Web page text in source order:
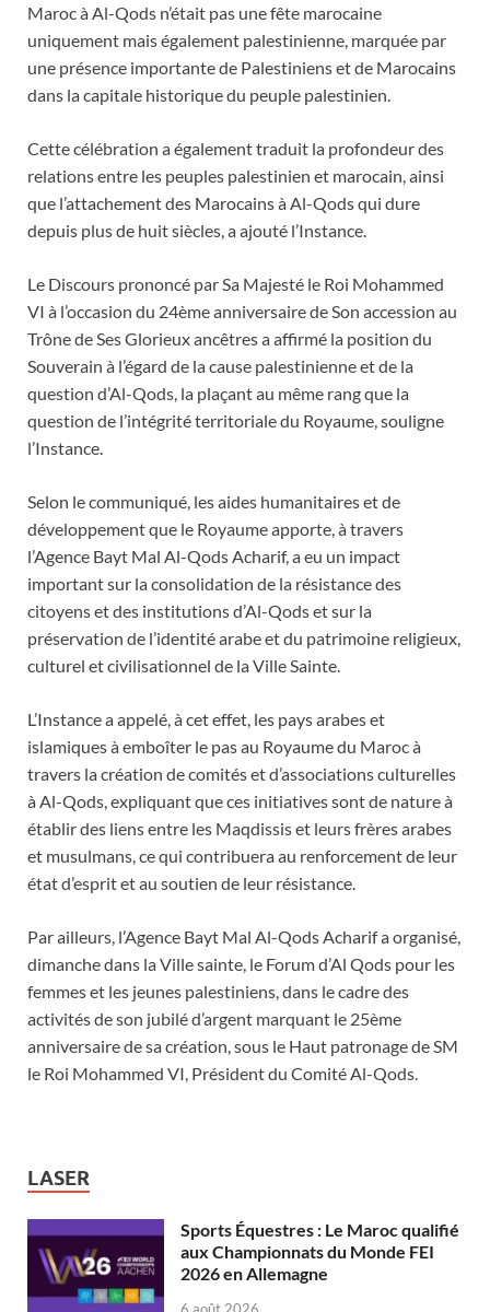
Maroc à Al-Qods n’était pas une fête marocaine
uniquement mais également palestinienne, marquée par
une présence importante de Palestiniens et de Marocains
dans la capitale historique du peuple palestinien.
Cette célébration a également traduit la profondeur des
relations entre les peuples palestinien et marocain, ainsi
que l’attachement des Marocains à Al-Qods qui dure
depuis plus de huit siècles, a ajouté l’Instance.
Le Discours prononcé par Sa Majesté le Roi Mohammed
VI à l’occasion du 24ème anniversaire de Son accession au
Trône de Ses Glorieux ancêtres a affirmé la position du
Souverain à l’égard de la cause palestinienne et de la
question d’Al-Qods, la plaçant au même rang que la
question de l’intégrité territoriale du Royaume, souligne
l’Instance.
Selon le communiqué, les aides humanitaires et de
développement que le Royaume apporte, à travers
l’Agence Bayt Mal Al-Qods Acharif, a eu un impact
important sur la consolidation de la résistance des
citoyens et des institutions d’Al-Qods et sur la
préservation de l’identité arabe et du patrimoine religieux,
culturel et civilisationnel de la Ville Sainte.
L’Instance a appelé, à cet effet, les pays arabes et
islamiques à emboîter le pas au Royaume du Maroc à
travers la création de comités et d’associations culturelles
à Al-Qods, expliquant que ces initiatives sont de nature à
établir des liens entre les Maqdissis et leurs frères arabes
et musulmans, ce qui contribuera au renforcement de leur
état d’esprit et au soutien de leur résistance.
Par ailleurs, l’Agence Bayt Mal Al-Qods Acharif a organisé,
dimanche dans la Ville sainte, le Forum d’Al Qods pour les
femmes et les jeunes palestiniens, dans le cadre des
activités de son jubilé d’argent marquant le 25ème
anniversaire de sa création, sous le Haut patronage de SM
le Roi Mohammed VI, Président du Comité Al-Qods.
LASER
Sports Équestres : Le Maroc qualifié
aux Championnats du Monde FEI
2026 en Allemagne
6 août 2026